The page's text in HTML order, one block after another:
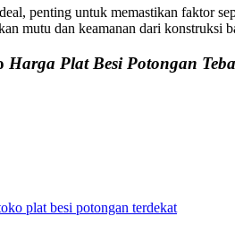
penting untuk memastikan faktor
mutu dan keamanan dari konstruksi
Harga Plat Besi Potongan
plat besi potongan terdekat